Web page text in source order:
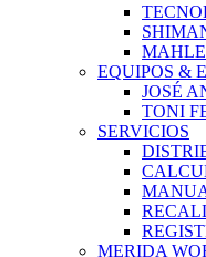
EQUIPOS &
JOSÉ
TONI
SERVICIOS
MERIDA